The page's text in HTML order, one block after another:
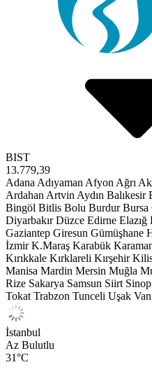
BIST
13.779,39
Adana Adıyaman Afyon Ağrı
Ardahan Artvin Aydın Balıkesir
Bingöl Bitlis Bolu Burdur Bursa
Diyarbakır Düzce Edirne Elazığ
Gaziantep Giresun Gümüşhane
İzmir K.Maraş Karabük
Kırıkkale Kırklareli Kırşehir
Manisa Mardin Mersin Muğla
Rize Sakarya Samsun Siirt Sinop
Tokat Trabzon Tunceli Uşak Van
İstanbul
Az Bulutlu
31°C